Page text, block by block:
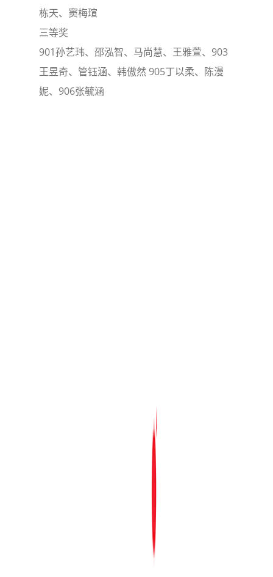
栋天、窦梅瑄
三等奖
901孙艺玮、邵泓智、马尚慧、王雅萱、903
王昱奇、管钰涵、韩傲然 905丁以柔、陈漫
妮、906张毓涵